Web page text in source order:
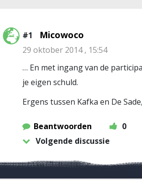
#1 Micowoco
29 oktober 2014 , 15:54
… En met ingang van de
je eigen schuld.
Ergens tussen Kafka en De
Beantwoorden
0
Volgende discussie